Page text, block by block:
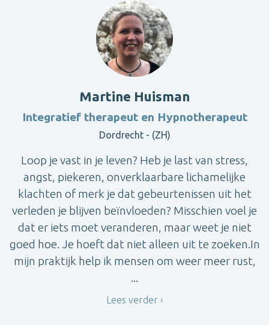
Martine Huisman
Integratief therapeut en Hypnotherapeut
Dordrecht - (ZH)
Loop je vast in je leven? Heb je last van stress,
angst, piekeren, onverklaarbare lichamelijke
klachten of merk je dat gebeurtenissen uit het
verleden je blijven beïnvloeden? Misschien voel je
dat er iets moet veranderen, maar weet je niet
goed hoe. Je hoeft dat niet alleen uit te zoeken.In
mijn praktijk help ik mensen om weer meer rust,
...
Lees verder